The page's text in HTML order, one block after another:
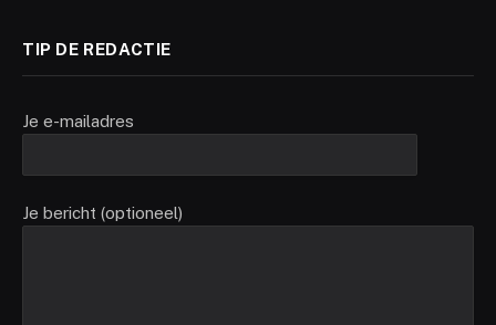
TIP DE REDACTIE
Je e-mailadres
Je bericht (optioneel)